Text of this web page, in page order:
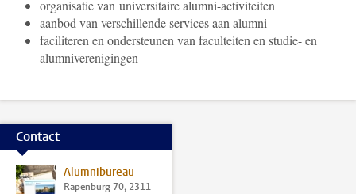
organisatie van universitaire alumni-activiteiten
aanbod van verschillende services aan alumni
faciliteren en ondersteunen van faculteiten en studie- en
alumniverenigingen
Contact
Alumnibureau
Rapenburg 70, 2311